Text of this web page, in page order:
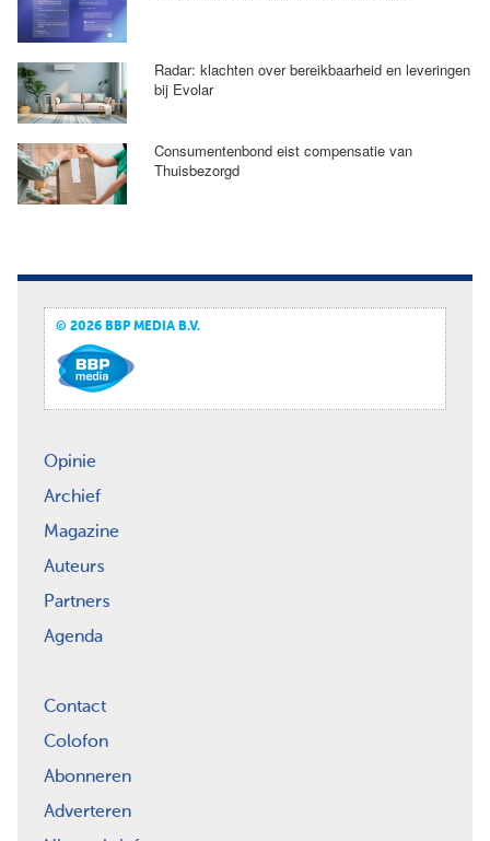
Radar: klachten over bereikbaarheid en leveringen
bij Evolar
Consumentenbond eist compensatie van
Thuisbezorgd
© 2026 BBP MEDIA B.V.
Opinie
Archief
Magazine
Auteurs
Partners
Agenda
Contact
Colofon
Abonneren
Adverteren